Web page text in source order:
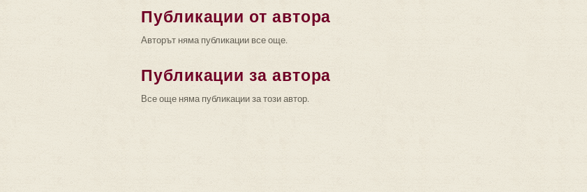
Публикации от автора
Авторът няма публикации все още.
Публикации за автора
Все още няма публикации за този автор.